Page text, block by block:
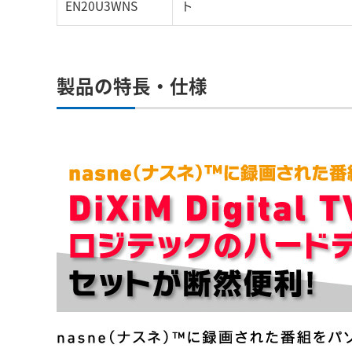
EN20U3WNS ト
製品の特長・仕様